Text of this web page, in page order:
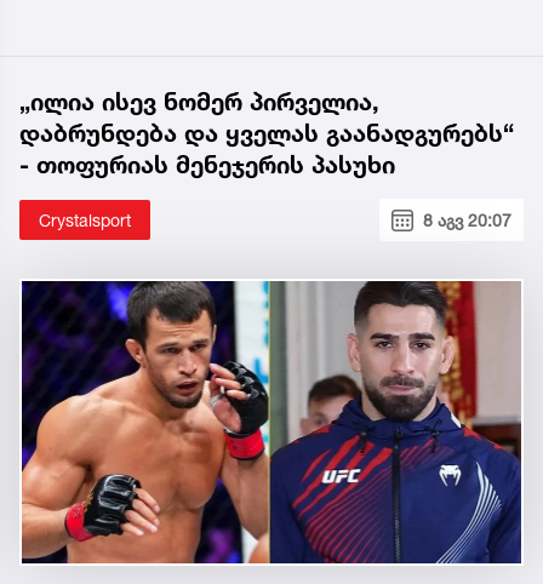
„ილია ისევ ნომერ პირველია,
დაბრუნდება და ყველას გაანადგურებს“
- თოფურიას მენეჯერის პასუხი
Crystalsport 8 აგვ 20:07